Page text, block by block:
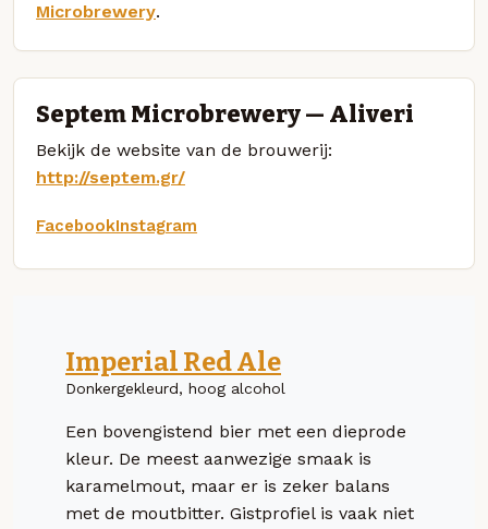
Microbrewery.
Septem Microbrewery — Aliveri
Bekijk de website van de brouwerij:
http://septem.gr/
FacebookInstagram
Imperial Red Ale
Donkergekleurd, hoog alcohol
Een bovengistend bier met een dieprode
kleur. De meest aanwezige smaak is
karamelmout, maar er is zeker balans
met de moutbitter. Gistprofiel is vaak niet